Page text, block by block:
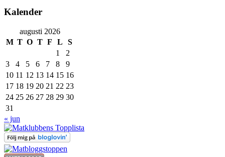
Kalender
augusti 2026
M T O T F L
S
1
2
3
4 5 6 7 8
9
10 11 12 13 14 15 16
17 18 19 20 21 22 23
24 25 26 27 28 29 30
31
« jun